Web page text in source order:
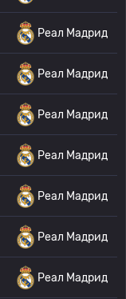
Реал Мадрид
Реал Мадрид
Реал Мадрид
Реал Мадрид
Реал Мадрид
Реал Мадрид
Реал Мадрид